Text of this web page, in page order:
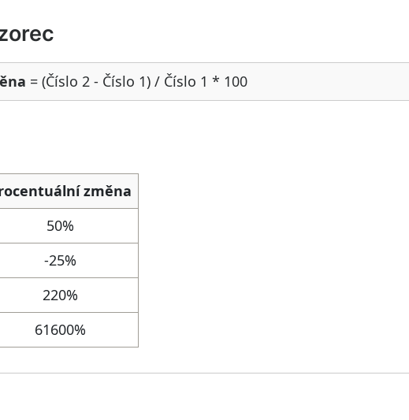
= (Číslo 2 - Číslo 1) / Číslo 1 * 100
změna
50%
-25%
220%
61600%